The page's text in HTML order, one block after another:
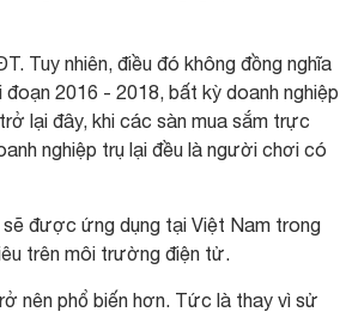
Tuy nhiên, điều đó không đồng nghĩa
2016 - 2018, bất kỳ doanh nghiệp
lại đây, khi các sàn mua sắm trực
nghiệp trụ lại đều là người chơi có
được ứng dụng tại Việt Nam trong
trên môi trường điện tử.
nên phổ biến hơn. Tức là thay vì sử